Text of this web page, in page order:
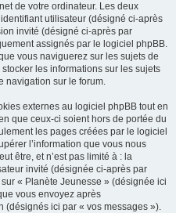
de votre ordinateur. Les deux
utilisateur (désigné ci-après
invité (désigné ci-après par
assignés par le logiciel phpBB.
vous naviguerez sur les sujets de
les informations sur les sujets
navigation sur le forum.
externes au logiciel phpBB tout en
que ceux-ci soient hors de portée du
les pages créées par le logiciel
l’information que vous nous
être, et n’est pas limité à : la
invité (désignée ci-après par
« Planète Jeunesse » (désignée ici
vous envoyez après
(désignés ici par « vos messages »).